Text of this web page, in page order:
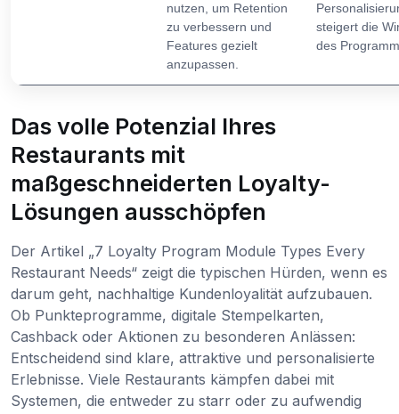
nutzen, um Retention
zu verbessern und
Features gezielt
anzupassen.
steigert die
des
Das volle Potenzial Ihres
Restaurants mit
maßgeschneiderten Loyalty-
Lösungen ausschöpfen
Der Artikel „7 Loyalty Program Module Types Every
Restaurant Needs“ zeigt die typischen Hürden, wenn es
darum geht, nachhaltige Kundenloyalität aufzubauen.
Ob Punkteprogramme, digitale Stempelkarten,
Cashback oder Aktionen zu besonderen Anlässen:
Entscheidend sind klare, attraktive und personalisierte
Erlebnisse. Viele Restaurants kämpfen dabei mit
Systemen, die entweder zu starr oder zu aufwendig